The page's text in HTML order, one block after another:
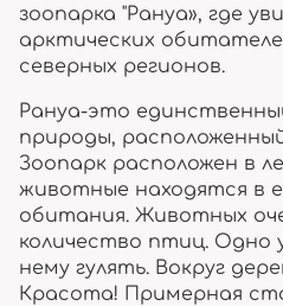
зоопарка "Рануа», где
арктических
северных регионов.
Рануа-это
природы,
Зоопарк расположен в
животные находятся в
обитания. Животных
количество птиц. Одно
нему гулять. Вокруг
Красота! Примерная